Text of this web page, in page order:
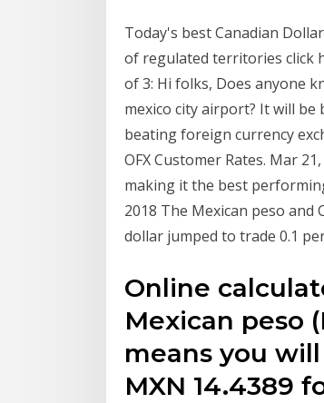
Today's best Canadian
of regulated territories click
of 3: Hi folks, Does anyone
mexico city airport? It will
beating foreign currency
OFX Customer Rates. Mar
making it the best
2018 The Mexican peso and
dollar jumped to trade 0.1
Online
Mexican peso
means you will
MXN 14.4389